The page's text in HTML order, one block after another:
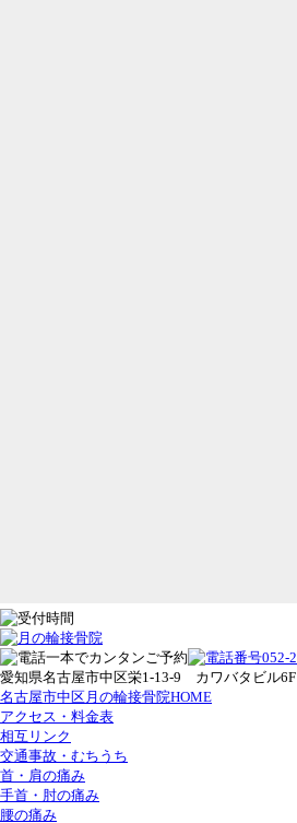
愛知県名古屋市中区栄1-13-9 カワバタビル6F
名古屋市中区月の輪接骨院HOME
アクセス・料金表
相互リンク
交通事故・むちうち
首・肩の痛み
手首・肘の痛み
腰の痛み